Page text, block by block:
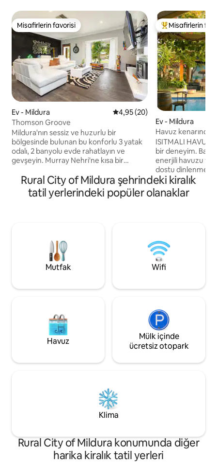
Misafirlerin favorisi
Misafirlerin favorisi
Ev - Mildura 5 üzerinden ortalama 4,95
4,95 (20)
Thomson Groove
Mildura'nın sessiz ve huzurlu bir
bölgesinde bulunan bu konforlu 3 yatak
odalı, 2 banyolu evde rahatlayın ve
gevşeyin. Murray Nehri'ne kısa bir
keyfini çıkarın; burada doğal manzaralı
nehir yürüyüşünü kasabaya kadar takip
edebilir veya Mildura'nın şehir
yaşam alanı sunar; Thomson Groove,
doğaya yakın ve kasabaya elverişli bir
konumda dinlendirici bir üs sağlar ~
evinizden uzaktayken sizin eviniz.
Misafirlerin
Misafirlerin
Ev - Mildura
Havuz kenarında
kabul edilir
ISITMALI HAVUZ
bir deneyim.
enerjili havuzu ve
dostu dinlenme
eğlence alanı.
büyük ve güzel
Play) sadece
kanepemiz ve
da var. Evcil
çitle çevrili ev
Rural City of Mildura şehrindeki kiralık
tatil yerlerindeki popüler olanaklar
Mutfak Wifi
Havuz
Mülk içinde
ücretsiz otopark
Klima
Rural City of Mildura konumunda diğer
harika kiralık tatil yerleri